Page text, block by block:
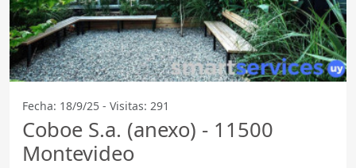
Fecha: 18/9/25 - Visitas: 291
Coboe S.a. (anexo) - 11500
Montevideo